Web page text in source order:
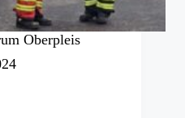
Oberpleis